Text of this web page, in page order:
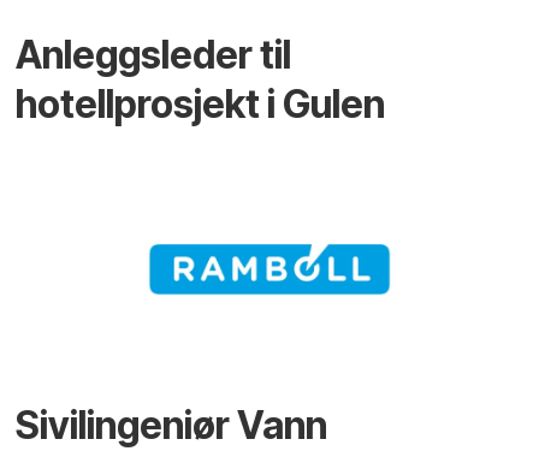
Anleggsleder til
hotellprosjekt i Gulen
Sivilingeniør Vann